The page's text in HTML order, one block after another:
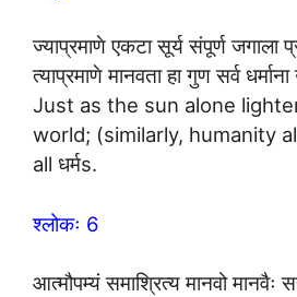
ज्याप्रमाणे एकटा सूर्य संपूर्ण जगाला
त्याप्रमाणे मानवता हा गुण सर्व
Just as the sun alone
world; (similarly, humanity
all धर्मs.
श्लोकः 6
आत्मौपम्यं समाश्रित्य मानवो मानवैः